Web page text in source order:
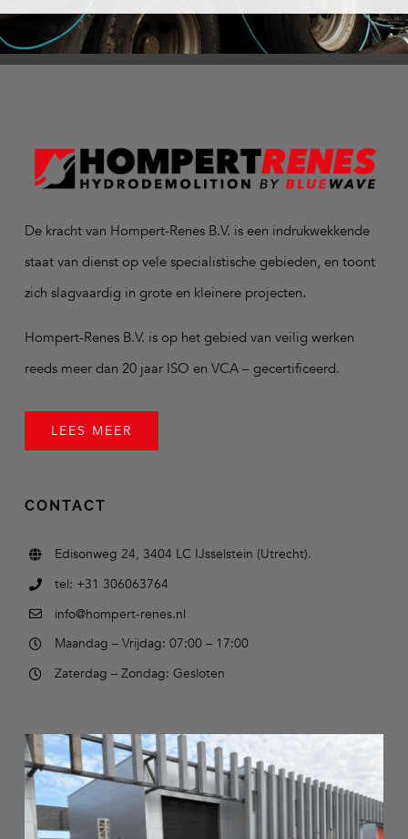
De kracht van Hompert-Renes B.V. is een indrukwekkende
staat van dienst op vele specialistische gebieden, en toont
zich slagvaardig in grote en kleinere projecten.
Hompert-Renes B.V. is op het gebied van veilig werken
reeds meer dan 20 jaar ISO en VCA – gecertificeerd.
LEES MEER
CONTACT
Edisonweg 24, 3404 LC IJsselstein (Utrecht).
tel: +31 306063764
info@hompert-renes.nl
Maandag – Vrijdag: 07:00 – 17:00
Zaterdag – Zondag: Gesloten